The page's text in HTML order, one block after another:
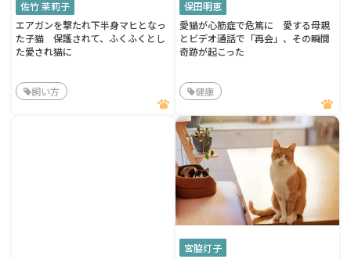
佐竹 茉莉子
エアガンを撃たれ下半身マヒとなっ
た子猫 保護されて、ふくふくとし
た愛され猫に
飼い方
保田明恵
愛猫が心筋症で危篤に 愛する母親
とビデオ通話で「再会」、その瞬間
奇跡が起こった
健康
宮脇灯子